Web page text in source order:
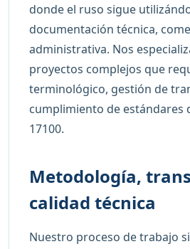
donde el ruso sigue
documentación técnica,
administrativa. Nos
proyectos complejos que
terminológico, gestión de
cumplimiento de estándares
17100.
Metodología,
calidad técnica
Nuestro proceso de trabajo